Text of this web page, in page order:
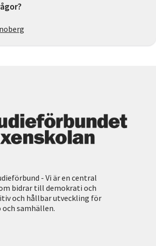
- Vi är en central
bidrar till demokrati och
och hållbar utveckling för
samhällen.